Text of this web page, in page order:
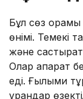
Бұл сөз орамы
өнімі. Темекі
және
Олар ақпарат
еді. Ғылыми
ұрандар